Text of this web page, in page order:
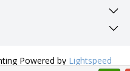
Powered by Lightspeed